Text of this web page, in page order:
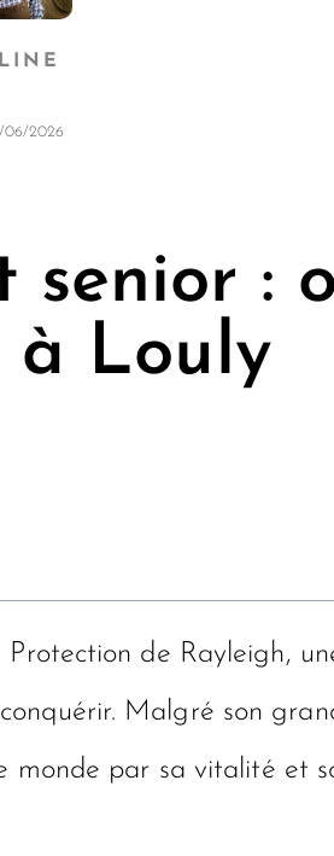
06/2026
senior :
à Louly
de Rayleigh,
Malgré son
par sa vitalité et